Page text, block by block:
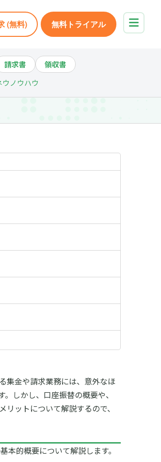
(無料) 無料トライアル
請求書
領収書
ウノウハウ
集金や請求業務には、意外なほ
しかし、口座振替の概要や、
ットについて解説するので、
的概要について解説します。